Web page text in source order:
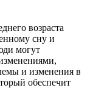
возраста
сну и
могут
и изменения в
обеспечит